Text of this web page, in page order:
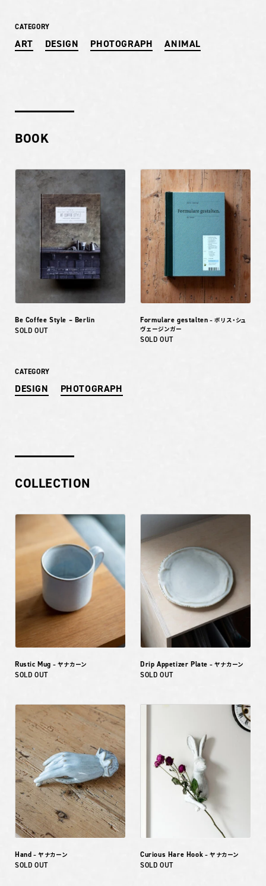
CATEGORY
ART DESIGN PHOTOGRAPH ANIMAL
BOOK
Be Coffee Style – Berlin
SOLD OUT
Formulare gestalten – ボリス・シュ
ヴェージンガー
SOLD OUT
CATEGORY
DESIGN PHOTOGRAPH
COLLECTION
Rustic Mug – ヤナカーン
SOLD OUT
Drip Appetizer Plate – ヤナカーン
SOLD OUT
Hand – ヤナカーン
SOLD OUT
Curious Hare Hook – ヤナカーン
SOLD OUT